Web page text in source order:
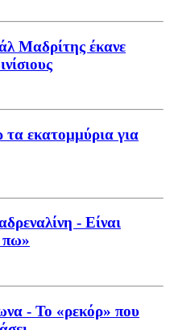
Μαδρίτης έκανε
εκατομμύρια για
- Είναι
πω»
- Το «ρεκόρ» που